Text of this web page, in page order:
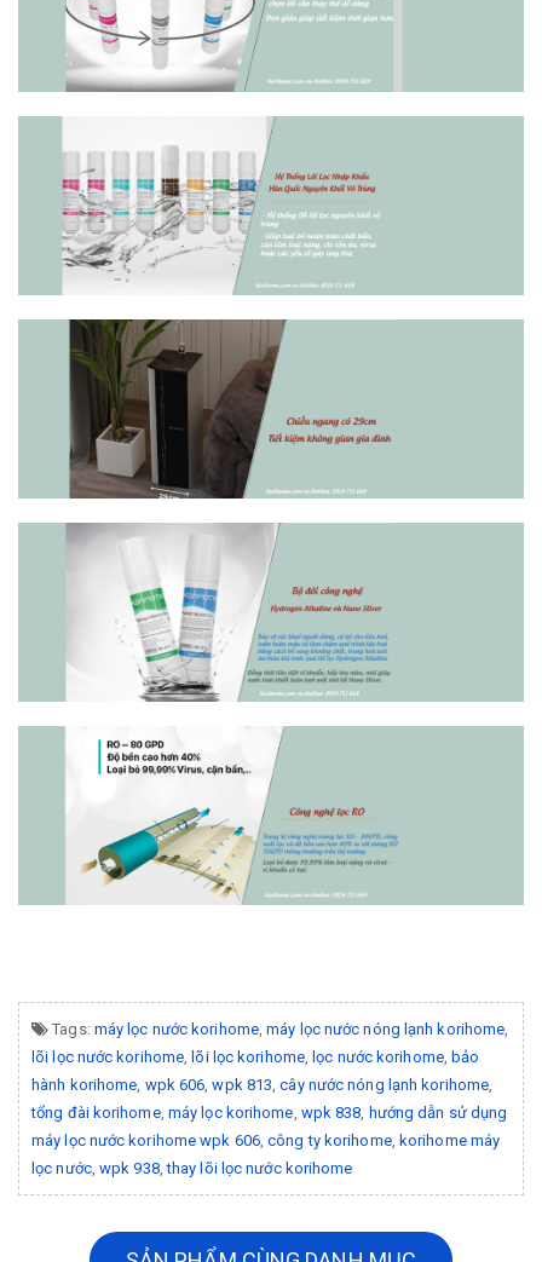
Tags: máy lọc nước korihome,máy lọc nước nóng lạnh korihome,
lõi lọc nước korihome, lõi lọc korihome, lọc nước korihome, bảo
hành korihome, wpk 606,wpk 813,cây nước nóng lạnh korihome,
tổng đài korihome, máy lọc korihome, wpk 838, hướng dẫn sử dụng
máy lọc nước korihome wpk 606,công ty korihome, korihome máy
lọc nước,wpk 938,thay lõi lọc nước korihome